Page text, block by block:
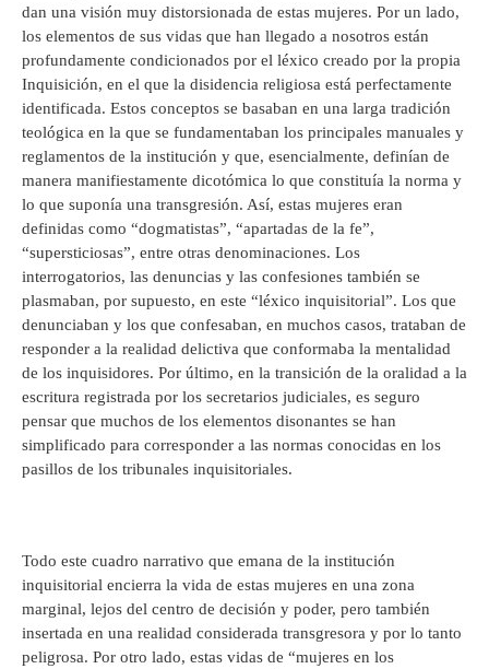
dan una visión muy distorsionada de estas mujeres. Por un lado,
los elementos de sus vidas que han llegado a nosotros están
profundamente condicionados por el léxico creado por la propia
Inquisición, en el que la disidencia religiosa está perfectamente
identificada. Estos conceptos se basaban en una larga tradición
teológica en la que se fundamentaban los principales manuales y
reglamentos de la institución y que, esencialmente, definían de
manera manifiestamente dicotómica lo que constituía la norma y
lo que suponía una transgresión. Así, estas mujeres eran
definidas como “dogmatistas”, “apartadas de la fe”,
“supersticiosas”, entre otras denominaciones. Los
interrogatorios, las denuncias y las confesiones también se
plasmaban, por supuesto, en este “léxico inquisitorial”. Los que
denunciaban y los que confesaban, en muchos casos, trataban de
responder a la realidad delictiva que conformaba la mentalidad
de los inquisidores. Por último, en la transición de la oralidad a la
escritura registrada por los secretarios judiciales, es seguro
pensar que muchos de los elementos disonantes se han
simplificado para corresponder a las normas conocidas en los
pasillos de los tribunales inquisitoriales.
Todo este cuadro narrativo que emana de la institución
inquisitorial encierra la vida de estas mujeres en una zona
marginal, lejos del centro de decisión y poder, pero también
insertada en una realidad considerada transgresora y por lo tanto
peligrosa. Por otro lado, estas vidas de “mujeres en los